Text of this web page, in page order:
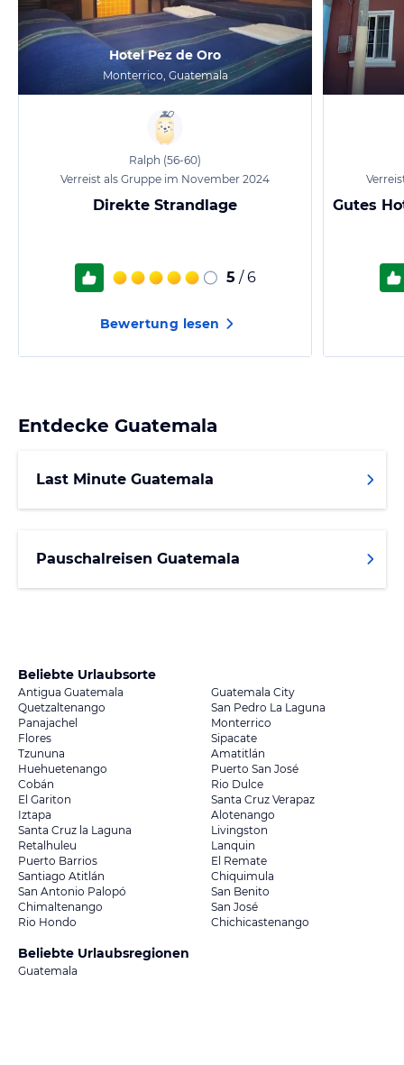
Hotel Pez de Oro
Monterrico, Guatemala
Ralph (56-60)
Verreist als Gruppe im November 2024
Direkte Strandlage
5 / 6
Bewertung lesen
Gutes
Entdecke Guatemala
Last Minute Guatemala
Pauschalreisen Guatemala
Beliebte Urlaubsorte
Antigua Guatemala
Guatemala City
Quetzaltenango
San Pedro La Laguna
Panajachel
Monterrico
Flores
Sipacate
Tzununa
Amatitlán
Huehuetenango
Puerto San José
Cobán
Rio Dulce
El Gariton
Santa Cruz Verapaz
Iztapa
Alotenango
Santa Cruz la Laguna
Livingston
Retalhuleu
Lanquin
Puerto Barrios
El Remate
Santiago Atitlán
Chiquimula
San Antonio Palopó
San Benito
Chimaltenango
San José
Rio Hondo
Chichicastenango
Beliebte Urlaubsregionen
Guatemala